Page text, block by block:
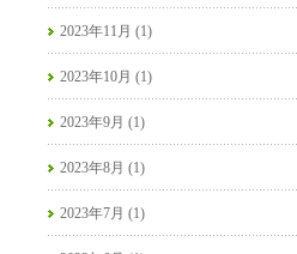
2023年11月 (1)
2023年10月 (1)
2023年9月 (1)
2023年8月 (1)
2023年7月 (1)